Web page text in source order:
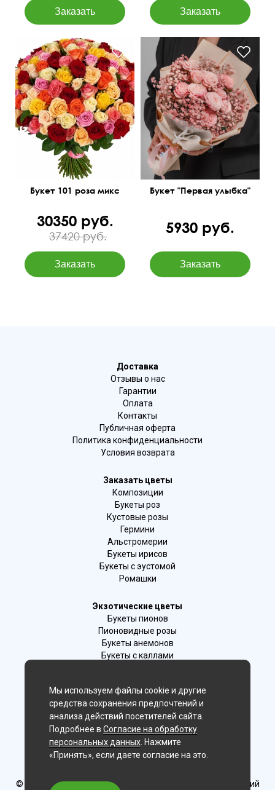
Букет 101 роза микс
30350 руб.
37420 руб.
Букет "Первая улыбка"
5930 руб.
Доставка
Отзывы о нас
Гарантии
Оплата
Контакты
Публичная оферта
Политика конфиденциальности
Условия возврата
Заказать цветы
Композиции
Букеты роз
Кустовые розы
Гермини
Альстромерии
Букеты ирисов
Букеты с эустомой
Ромашки
Экзотические цветы
Букеты пионов
Пионовидные розы
Букеты анемонов
Букеты с каллами
Лаванда
Гиацинты
Мы в соц. сетях:
© Delaflor - доставка цветов, 2012-2026
ИП Рыжков Евгений
Мы используем файлы cookie и другие
средства сохранения предпочтений и
анализа действий посетителей сайта.
Подробнее в Согласие на обработку
персональных данных . Нажмите
«Принять», если даете согласие на это.